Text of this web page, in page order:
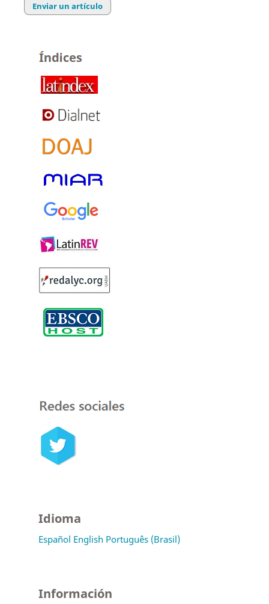
Enviar un artículo
Idioma
Español English Português (Brasil)
Información